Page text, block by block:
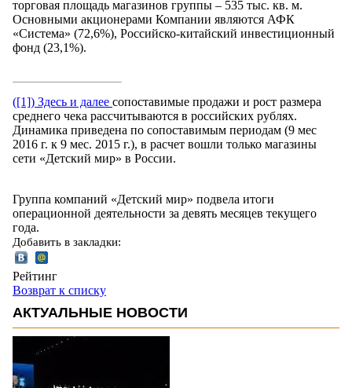
торговая площадь магазинов группы – 535 тыс. кв. м.
Основными акционерами Компании являются АФК
«Система» (72,6%), Российско-китайский инвестиционный
фонд (23,1%).
([1]) Здесь и далее сопоставимые продажи и рост размера
среднего чека рассчитываются в российских рублях.
Динамика приведена по сопоставимым периодам (9 мес
2016 г. к 9 мес. 2015 г.), в расчет вошли только магазины
сети «Детский мир» в России.
Группа компаний «Детский мир» подвела итоги
операционной деятельности за девять месяцев текущего
года.
Добавить в закладки:
Рейтинг
Возврат к списку
АКТУАЛЬНЫЕ НОВОСТИ